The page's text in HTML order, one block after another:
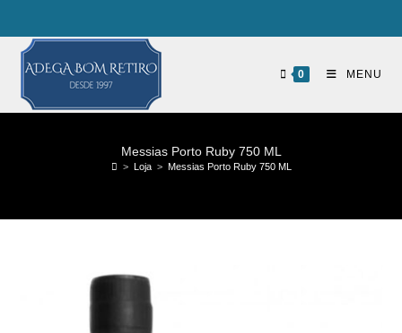
0 MENU
Messias Porto Ruby 750 ML
> Loja > Messias Porto Ruby 750 ML